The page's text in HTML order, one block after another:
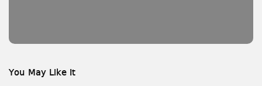
You May Like It